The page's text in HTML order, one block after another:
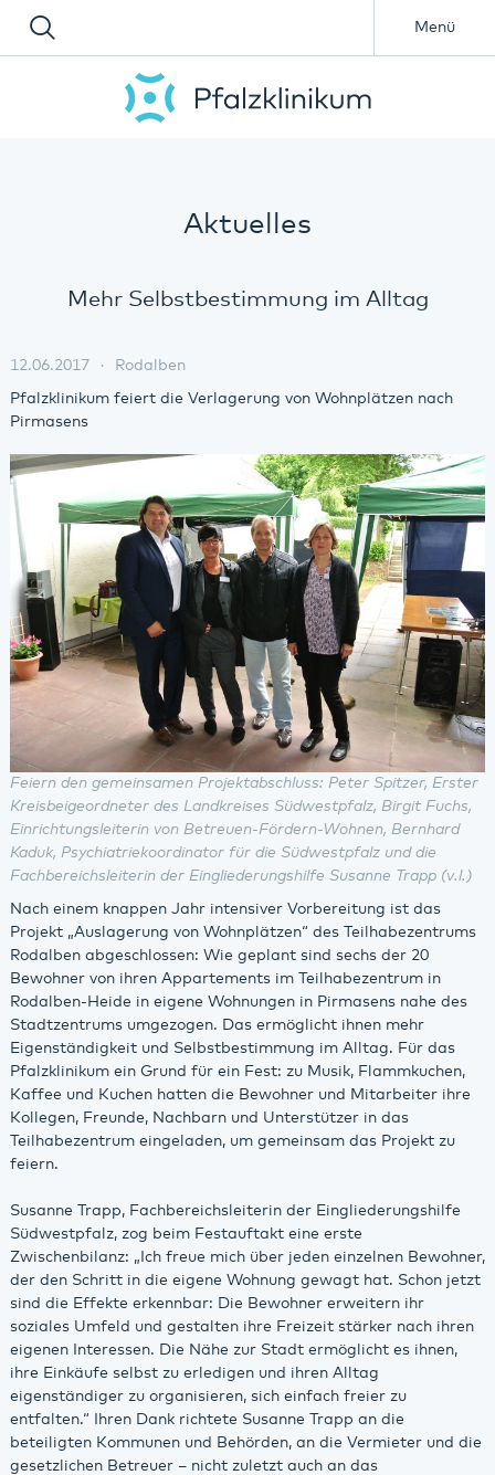
Menü
Aktuelles
Mehr Selbstbestimmung im Alltag
12.06.2017 Rodalben
Pfalzklinikum feiert die Verlagerung von Wohnplätzen nach
Pirmasens
Feiern den gemeinsamen Projektabschluss: Peter Spitzer, Erster
Kreisbeigeordneter des Landkreises Südwestpfalz, Birgit Fuchs,
Einrichtungsleiterin von Betreuen-Fördern-Wohnen, Bernhard
Kaduk, Psychiatriekoordinator für die Südwestpfalz und die
Fachbereichsleiterin der Eingliederungshilfe Susanne Trapp (v.l.)
Nach einem knappen Jahr intensiver Vorbereitung ist das
Projekt „Auslagerung von Wohnplätzen“ des Teilhabezentrums
Rodalben abgeschlossen: Wie geplant sind sechs der 20
Bewohner von ihren Appartements im Teilhabezentrum in
Rodalben-Heide in eigene Wohnungen in Pirmasens nahe des
Stadtzentrums umgezogen. Das ermöglicht ihnen mehr
Eigenständigkeit und Selbstbestimmung im Alltag. Für das
Pfalzklinikum ein Grund für ein Fest: zu Musik, Flammkuchen,
Kaffee und Kuchen hatten die Bewohner und Mitarbeiter ihre
Kollegen, Freunde, Nachbarn und Unterstützer in das
Teilhabezentrum eingeladen, um gemeinsam das Projekt zu
feiern.
Susanne Trapp, Fachbereichsleiterin der Eingliederungshilfe
Südwestpfalz, zog beim Festauftakt eine erste
Zwischenbilanz: „Ich freue mich über jeden einzelnen Bewohner,
der den Schritt in die eigene Wohnung gewagt hat. Schon jetzt
sind die Effekte erkennbar: Die Bewohner erweitern ihr
soziales Umfeld und gestalten ihre Freizeit stärker nach ihren
eigenen Interessen. Die Nähe zur Stadt ermöglicht es ihnen,
ihre Einkäufe selbst zu erledigen und ihren Alltag
eigenständiger zu organisieren, sich einfach freier zu
entfalten.“ Ihren Dank richtete Susanne Trapp an die
beteiligten Kommunen und Behörden, an die Vermieter und die
gesetzlichen Betreuer – nicht zuletzt auch an das